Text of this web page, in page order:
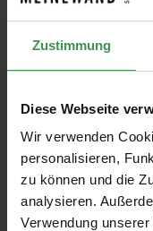
Zustimmung
Diese Webseite
Wir verwenden
personalisieren,
zu können und die
analysieren.
Verwendung